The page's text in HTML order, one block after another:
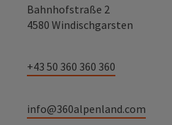
Bahnhofstraße 2
4580 Windischgarsten
+43 50 360 360 360
info@360alpenland.com